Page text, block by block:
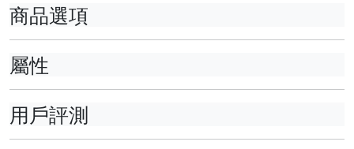
商品選項
屬性
用戶評測